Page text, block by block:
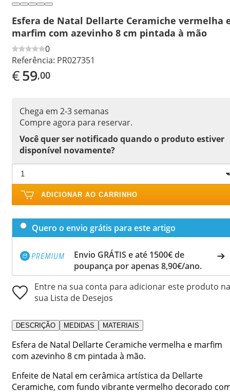
Esfera de Natal Dellarte Ceramiche vermelha
marfim com azevinho 8 cm pintada à mão
0
Referência: PR027351
€59,00
Chega em 2-3 semanas
Compre agora para reservar.
Você quer ser notificado quando o produto estiver
disponível novamente?
ADICIONAR AO CARRINHO
Quero o envio grátis para este artigo
Envio GRÁTIS e até 1500€ de
poupança por apenas 8,90€/ano.
Entre na sua conta para adicionar este produto na
sua Lista de Desejos
DESCRIÇÃO MEDIDAS MATERIAIS
Esfera de Natal Dellarte Ceramiche vermelha e marfim
com azevinho 8 cm pintada à mão.
Enfeite de Natal em cerâmica artística da Dellarte
Ceramiche, com fundo vibrante vermelho decorado